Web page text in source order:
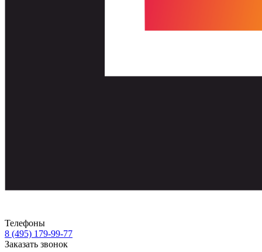
Телефоны
8 (495) 179-99-77
Заказать звонок